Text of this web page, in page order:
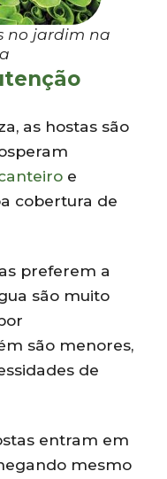
no jardim na
as hostas são
e
cobertura de
preferem a
são muito
são menores,
de
entram em
mesmo